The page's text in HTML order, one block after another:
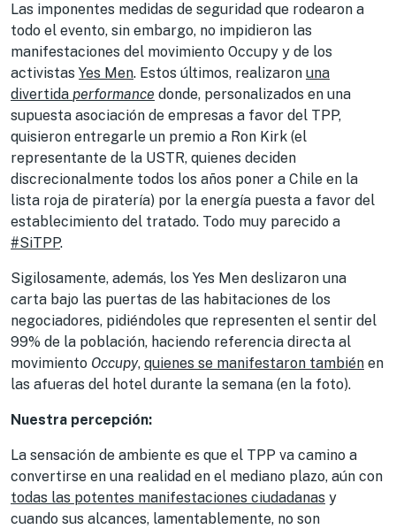
Las imponentes medidas de seguridad que rodearon a
todo el evento, sin embargo, no impidieron las
manifestaciones del movimiento Occupy y de los
activistas Yes Men. Estos últimos, realizaron una
divertida performance donde, personalizados en una
supuesta asociación de empresas a favor del TPP,
quisieron entregarle un premio a Ron Kirk (el
representante de la USTR, quienes deciden
discrecionalmente todos los años poner a Chile en la
lista roja de piratería) por la energía puesta a favor del
establecimiento del tratado. Todo muy parecido a
#SiTPP.
Sigilosamente, además, los Yes Men deslizaron una
carta bajo las puertas de las habitaciones de los
negociadores, pidiéndoles que representen el sentir del
99% de la población, haciendo referencia directa al
movimiento Occupy, quienes se manifestaron también en
las afueras del hotel durante la semana (en la foto).
Nuestra percepción:
La sensación de ambiente es que el TPP va camino a
convertirse en una realidad en el mediano plazo, aún con
todas las potentes manifestaciones ciudadanas y
cuando sus alcances, lamentablemente, no son